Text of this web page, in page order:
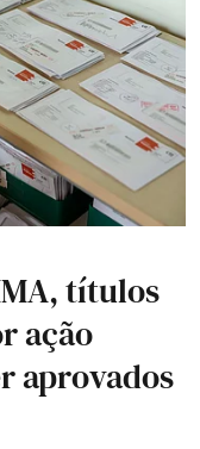
títulos
ação
aprovados